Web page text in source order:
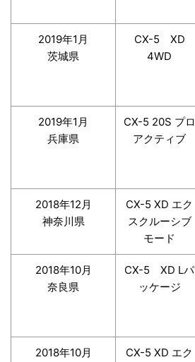
2019年1月
茨城県
CX-5 XD
4WD
2019年1月
兵庫県
CX-5 20S プロ
アクティブ
2018年12月
神奈川県
CX-5 XD エク
スクルーシブ
モード
2018年10月
奈良県
CX-5 XD Lパ
ッケージ
2018年10月
CX-5 XD エク